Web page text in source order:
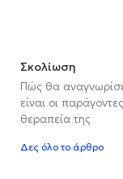
Σκολίωση
Πώς θα
είναι οι
θεραπεία της
Δες όλο το άρθρο